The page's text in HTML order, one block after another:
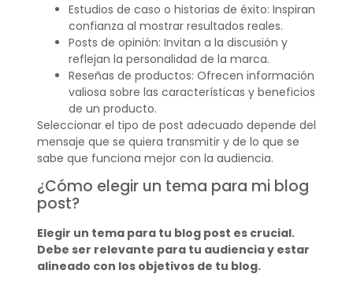
Estudios de caso o historias de éxito: Inspiran
confianza al mostrar resultados reales.
Posts de opinión: Invitan a la discusión y
reflejan la personalidad de la marca.
Reseñas de productos: Ofrecen información
valiosa sobre las características y beneficios
de un producto.
Seleccionar el tipo de post adecuado depende del
mensaje que se quiera transmitir y de lo que se
sabe que funciona mejor con la audiencia.
¿Cómo elegir un tema para mi blog
post?
Elegir un tema para tu blog post es crucial.
Debe ser relevante para tu audiencia y estar
alineado con los objetivos de tu blog.